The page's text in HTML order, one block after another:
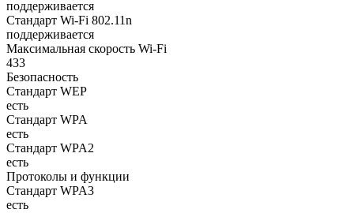
поддерживается
Стандарт Wi-Fi 802.11n
поддерживается
Максимальная скорость Wi-Fi
433
Безопасность
Стандарт WEP
есть
Стандарт WPA
есть
Стандарт WPA2
есть
Протоколы и функции
Стандарт WPA3
есть